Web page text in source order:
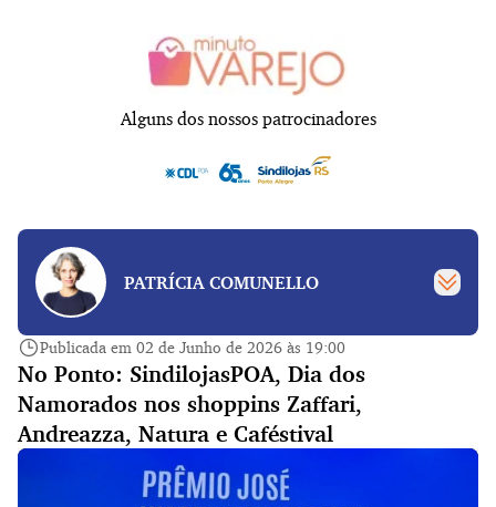
Alguns dos nossos patrocinadores
PATRÍCIA COMUNELLO
Publicada em 02 de Junho de 2026 às 19:00
No Ponto: SindilojasPOA, Dia dos
Namorados nos shoppins Zaffari,
Andreazza, Natura e Caféstival